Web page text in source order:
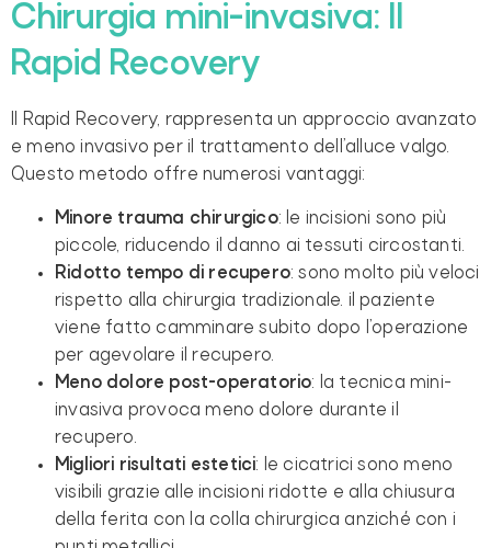
Chirurgia mini-invasiva: Il
Rapid Recovery
Il Rapid Recovery, rappresenta un approccio avanzato
e meno invasivo per il trattamento dell’alluce valgo.
Questo metodo offre numerosi vantaggi:
Minore trauma chirurgico: le incisioni sono più
piccole, riducendo il danno ai tessuti circostanti.
Ridotto tempo di recupero: sono molto più veloci
rispetto alla chirurgia tradizionale. il paziente
viene fatto camminare subito dopo l’operazione
per agevolare il recupero.
Meno dolore post-operatorio: la tecnica mini-
invasiva provoca meno dolore durante il
recupero.
Migliori risultati estetici: le cicatrici sono meno
visibili grazie alle incisioni ridotte e alla chiusura
della ferita con la colla chirurgica anziché con i